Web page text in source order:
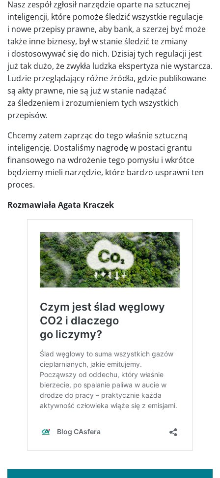
Nasz zespół zgłosił narzędzie oparte na sztucznej
inteligencji, które pomoże śledzić wszystkie regulacje
i nowe przepisy prawne, aby bank, a szerzej być może
także inne biznesy, był w stanie śledzić te zmiany
i dostosowywać się do nich. Dzisiaj tych regulacji jest
już tak dużo, że zwykła ludzka ekspertyza nie wystarcza.
Ludzie przeglądający różne źródła, gdzie publikowane
są akty prawne, nie są już w stanie nadążać
za śledzeniem i zrozumieniem tych wszystkich
przepisów.
Chcemy zatem zaprząc do tego właśnie sztuczną
inteligencję. Dostaliśmy nagrodę w postaci grantu
finansowego na wdrożenie tego pomysłu i wkrótce
będziemy mieli narzędzie, które bardzo usprawni ten
proces.
Rozmawiała Agata Kraczek